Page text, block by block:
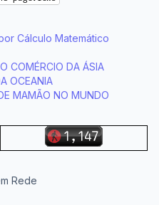
Cálculo Matemático
COMÉRCIO DA ÁSIA
OCEANIA
MAMÃO NO MUNDO
Rede